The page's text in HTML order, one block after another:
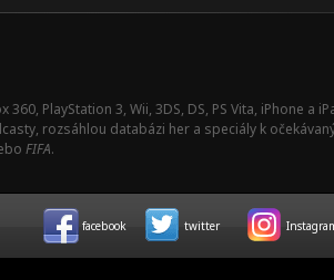
360, PlayStation 3, Wii, 3DS, DS, PS Vita, iPhone
rozsáhlou databázi her a speciály k
FIFA.
facebook twitter